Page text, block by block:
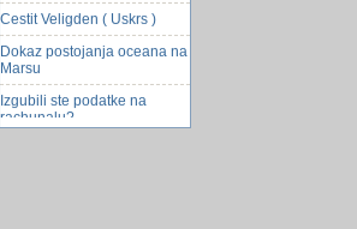
Cestit Veligden ( Uskrs )
Dokaz postojanja oceana na
Marsu
Izgubili ste podatke na
rachunalu?